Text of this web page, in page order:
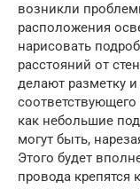
возникли
расположения
нарисовать
расстояний от
делают разметку
как небольшие
могут быть,
Этого будет
провода